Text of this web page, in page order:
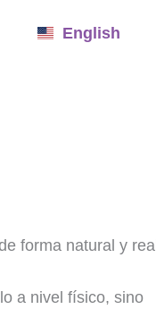
English
forma natural y real
a nivel físico, sino